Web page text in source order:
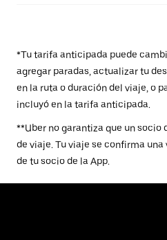
*Tu tarifa anticipada puede
agregar paradas, actualizar tu
en la ruta o duración del viaje, o
incluyó en la tarifa anticipada.
**Uber no garantiza que un socio
de viaje. Tu viaje se confirma
de tu socio de la App.